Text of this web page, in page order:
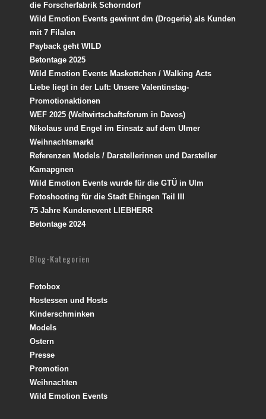
die Forscherfabrik Schorndorf
Wild Emotion Events gewinnt dm (Drogerie) als Kunden
mit 7 Filalen
Payback geht WILD
Betontage 2025
Wild Emotion Events Maskottchen / Walking Acts
Liebe liegt in der Luft: Unsere Valentinstag-
Promotionaktionen
WEF 2025 (Weltwirtschaftsforum in Davos)
Nikolaus und Engel im Einsatz auf dem Ulmer
Weihnachtsmarkt
Referenzen Models / Darstellerinnen und Darsteller
Kamapgnen
Wild Emotion Events wurde für die GTÜ in Ulm
Fotoshooting für die Stadt Ehingen Teil III
75 Jahre Kundenevent LIEBHERR
Betontage 2024
Blog-Kategorien
Fotobox
Hostessen und Hosts
Kinderschminken
Models
Ostern
Presse
Promotion
Weihnachten
Wild Emotion Events